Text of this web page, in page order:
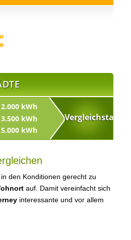
2.000 kWh
3.500 kWh
5.000 kWh
den Konditionen gerecht zu
auf. Damit vereinfacht sich
interessante und vor allem